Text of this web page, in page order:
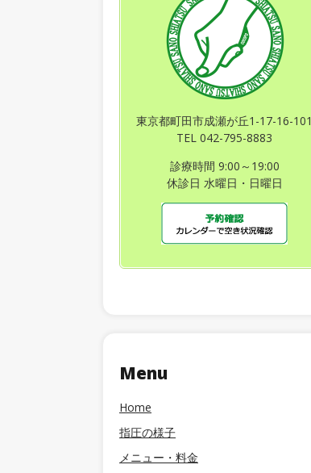
東京都町田市成瀬が丘1-17-16-101
TEL 042-795-8883
診療時間 9:00～19:00
休診日 水曜日・日曜日
Menu
Home
指圧の様子
メニュー・料金